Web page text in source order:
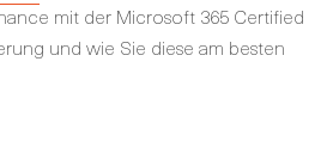
mit der Microsoft 365 Certified
und wie Sie diese am besten